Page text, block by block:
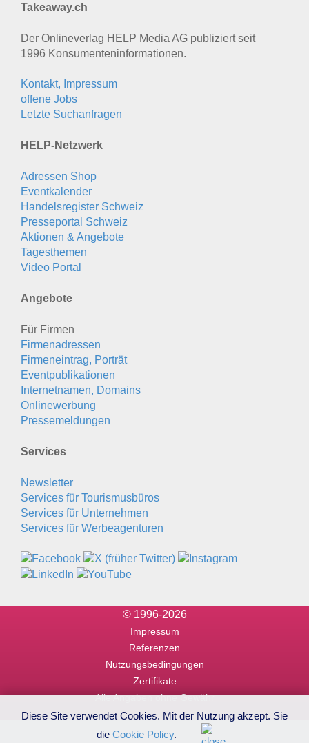
Takeaway.ch
Der Onlineverlag HELP Media AG publiziert seit
1996 Konsumenten­informationen.
Kontakt, Impressum
offene Jobs
Letzte Suchanfragen
HELP-Netzwerk
Adressen Shop
Eventkalender
Handelsregister Schweiz
Presseportal Schweiz
Aktionen & Angebote
Tagesthemen
Video Portal
Angebote
Für Firmen
Firmenadressen
Firmeneintrag, Porträt
Eventpublikationen
Internetnamen, Domains
Onlinewerbung
Pressemeldungen
Services
Newsletter
Services für Tourismusbüros
Services für Unternehmen
Services für Werbeagenturen
© 1996-2026
Impressum
Referenzen
Nutzungsbedingungen
Zertifikate
Alle Angaben ohne Gewähr
Diese Site verwendet Cookies. Mit der Nutzung akzept. Sie
die Cookie Policy.